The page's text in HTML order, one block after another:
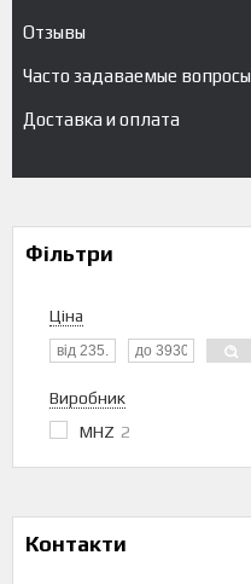
Отзывы
Часто задаваемые вопросы
Доставка и оплата
Фільтри
Ціна
Виробник
MHZ 2
Контакти